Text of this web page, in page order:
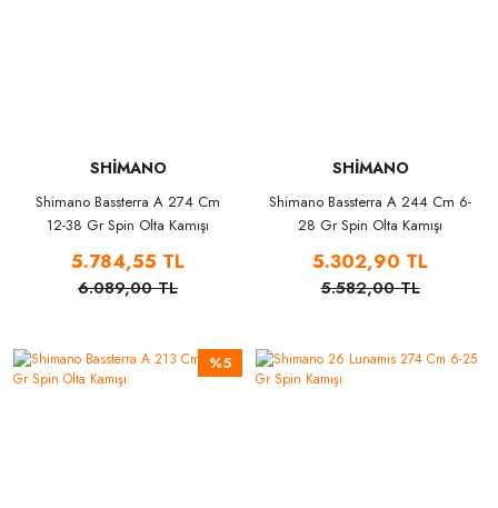
SHİMANO
Shimano Bassterra A 274 Cm
12-38 Gr Spin Olta Kamışı
5.784,55 TL
6.089,00 TL
SHİMANO
Shimano Bassterra A 244 Cm 6-
28 Gr Spin Olta Kamışı
5.302,90 TL
5.582,00 TL
%5